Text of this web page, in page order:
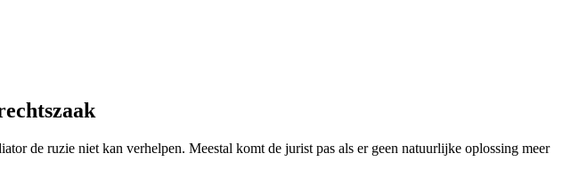
de ruzie niet kan verhelpen. Meestal komt de jurist pas als er geen natuurlijke oplossing meer